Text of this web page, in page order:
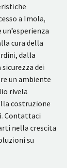
a Imola,
cura della
dalla
dei
un ambiente
rivela
costruzione
Contattaci
nella crescita
su